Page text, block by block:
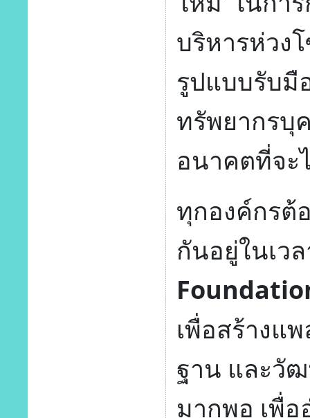
บริหารห่วง
รูปแบบรับมื
ทรัพยากรบุ
อนาคตที่จะ
ทุกองค์กรต้
กันอยู่ในเว
เพื่อสร้างแ
ฐาน และวั
มากพอ เพื่